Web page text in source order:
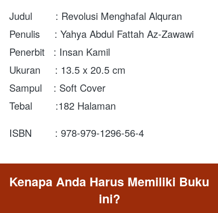
Judul        : Revolusi Menghafal Alquran
Penulis     : Yahya Abdul Fattah Az-Zawawi
Penerbit   : Insan Kamil
Ukuran     : 13.5 x 20.5 cm
Sampul    : Soft Cover
Tebal        :182 Halaman
ISBN        : 978-979-1296-56-4
Kenapa Anda Harus Memiliki Buku
ini?